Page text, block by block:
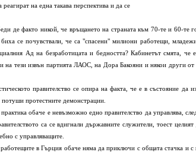
на една такава перспектива и да се
никой, че връщането на страната към 70-те и 60-те
се почувствали, че са "спасени" милиони работещи,
Ад на безработицата и бедността? Кабинетът смята, че
на тези извън партията ЛАОС, на Дора Бакояни и някои други
правителство се опира на факта, че е в състояние да
протестните демонстрации.
обаче е невъзможно едно правителство да управлява, след
са се вдигнали държавните служители, тоест целият
с управляващите.
в Гърция обаче няма да приключи с общата стачка и с